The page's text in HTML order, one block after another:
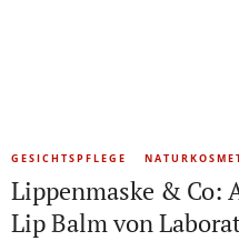
GESICHTSPFLEGE
Lippenmaske & Co:
Lip Balm von